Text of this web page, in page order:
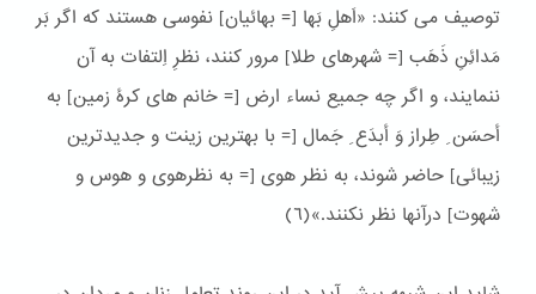
توصیف می کنند: «اَهلِ بَها [= بهائیان] نفوسی هستند كه اگر بَر
مَدائِنِ ذَهَب [= شهرهای طلا] مرور كنند، نظرِ اِلتفات به آن
ننمایند، و اگر چه جمیع نساء ارض [= خانم های كرۀ زمین] به
أحسَن ِ طِراز وَ أبدَع ِ جَمال [= با بهترین زینت و جدیدترین
زیبائی] حاضر شوند، به نظر هوی [= به نظرهوی و هوس و
شهوت] درآنها نظر نكنند.»(٦)